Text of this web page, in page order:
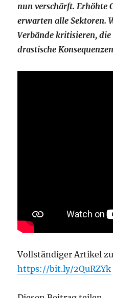
nun verschärft. Erhöhte
erwarten alle Sektoren.
Verbände kritisieren,
drastische
Vollständiger Artikel
https://bit.ly/2QuRZYk